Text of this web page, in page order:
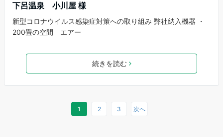
下呂温泉 小川屋 様
新型コロナウイルス感染症対策への取り組み 弊社納入機器 ・
200畳の空間 エアー
続きを読む
1 2 3 次へ